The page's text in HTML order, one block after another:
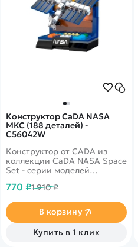
Конструктор CaDA NASA
МКС (188 деталей) -
C56042W
Конструктор от CADA из
коллекции CaDA NASA Space
Set - серии моделей
770 ₽1 910 ₽
В корзину
Купить в 1 клик